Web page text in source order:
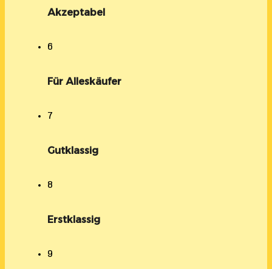
Akzeptabel
6
Für Alleskäufer
7
Gutklassig
8
Erstklassig
9